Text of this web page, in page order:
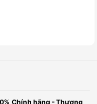
Chính hãng - Thương